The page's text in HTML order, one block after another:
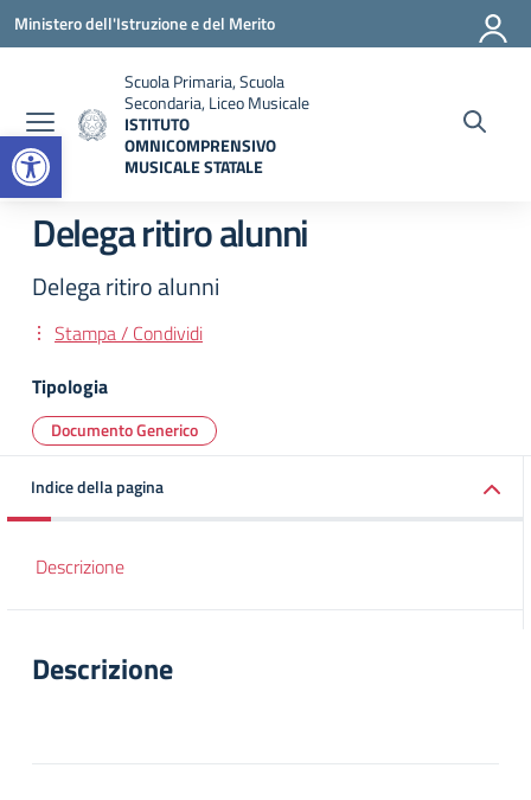
Open toolbar
Vai ai contenuti
Vai al menu di navigazione
Vai al footer
Ministero dell'Istruzione e del Merito
Scuola Primaria, Scuola
Secondaria, Liceo Musicale
ISTITUTO
OMNICOMPRENSIVO
MUSICALE STATALE
Delega ritiro alunni
Delega ritiro alunni
Stampa / Condividi
Tipologia
Documento Generico
Indice della pagina
Descrizione
Descrizione